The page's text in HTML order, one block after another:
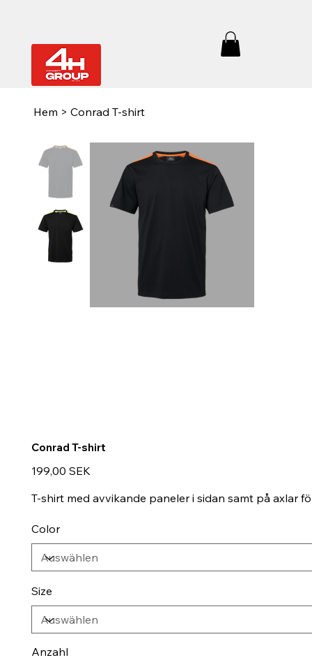
Hem > Conrad T-shirt
Conrad T-shirt
Preis
199,00 SEK
T-shirt med avvikande paneler i sidan samt på axlar
Color
Size
Anzahl